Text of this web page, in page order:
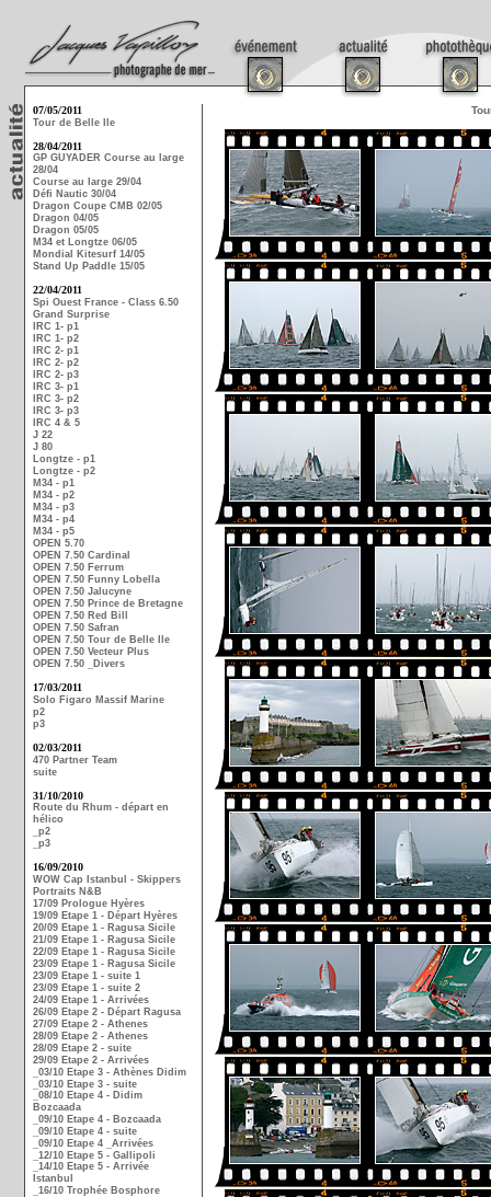
07/05/2011
Tour de Belle Ile
28/04/2011
GP GUYADER Course au large
28/04
Course au large 29/04
Défi Nautic 30/04
Dragon Coupe CMB 02/05
Dragon 04/05
Dragon 05/05
M34 et Longtze 06/05
Mondial Kitesurf 14/05
Stand Up Paddle 15/05
22/04/2011
Spi Ouest France - Class 6.50
Grand Surprise
IRC 1- p1
IRC 1- p2
IRC 2- p1
IRC 2- p2
IRC 2- p3
IRC 3- p1
IRC 3- p2
IRC 3- p3
IRC 4 & 5
J 22
J 80
Longtze - p1
Longtze - p2
M34 - p1
M34 - p2
M34 - p3
M34 - p4
M34 - p5
OPEN 5.70
OPEN 7.50 Cardinal
OPEN 7.50 Ferrum
OPEN 7.50 Funny Lobella
OPEN 7.50 Jalucyne
OPEN 7.50 Prince de Bretagne
OPEN 7.50 Red Bill
OPEN 7.50 Safran
OPEN 7.50 Tour de Belle Ile
OPEN 7.50 Vecteur Plus
OPEN 7.50 _Divers
17/03/2011
Solo Figaro Massif Marine
p2
p3
02/03/2011
470 Partner Team
suite
31/10/2010
Route du Rhum - départ en
hélico
_p2
_p3
16/09/2010
WOW Cap Istanbul - Skippers
Portraits N&B
17/09 Prologue Hyères
19/09 Etape 1 - Départ Hyères
20/09 Etape 1 - Ragusa Sicile
21/09 Etape 1 - Ragusa Sicile
22/09 Etape 1 - Ragusa Sicile
23/09 Etape 1 - Ragusa Sicile
23/09 Etape 1 - suite 1
23/09 Etape 1 - suite 2
24/09 Etape 1 - Arrivées
26/09 Etape 2 - Départ Ragusa
27/09 Etape 2 - Athenes
28/09 Etape 2 - Athenes
28/09 Etape 2 - suite
29/09 Etape 2 - Arrivées
_03/10 Etape 3 - Athènes Didim
_03/10 Etape 3 - suite
_08/10 Etape 4 - Didim
Bozcaada
_09/10 Etape 4 - Bozcaada
_09/10 Etape 4 - suite
_09/10 Etape 4 _Arrivées
_12/10 Etape 5 - Gallipoli
_14/10 Etape 5 - Arrivée
Istanbul
_16/10 Trophée Bosphore